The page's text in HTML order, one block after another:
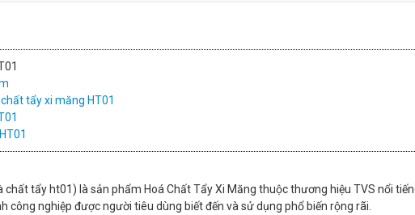
tẩy xi măng HT01
chất tẩy ht01) là sản phẩm Hoá Chất Tẩy Xi Măng thuộc thương hiệu TVS nổi
công nghiệp được người tiêu dùng biết đến và sử dụng phổ biến rộng rãi.